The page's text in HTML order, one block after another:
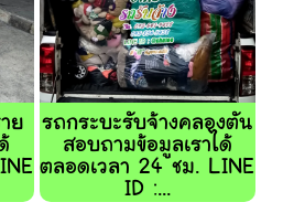
ย
รถกระบะรับจ้างคลองตัน
สอบถามข้อมูลเราได้
ตลอดเวลา 24 ชม. LINE
ID :...